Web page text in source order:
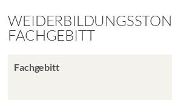
FACHGEBITT
Fachgebitt